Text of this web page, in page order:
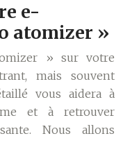
e-
atomizer »
» sur votre
mais souvent
vous aidera à
et à retrouver
Nous allons